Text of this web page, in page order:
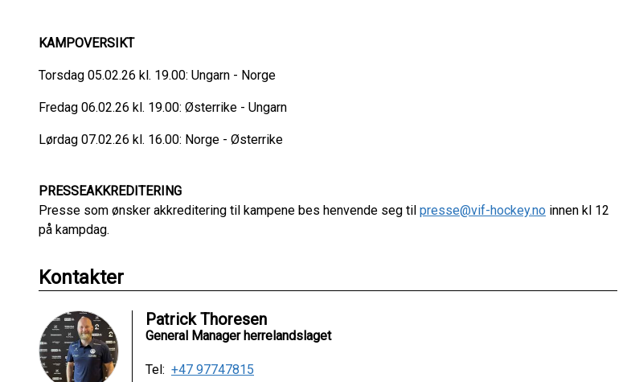
KAMPOVERSIKT
Torsdag 05.02.26 kl. 19.00: Ungarn - Norge
Fredag 06.02.26 kl. 19.00: Østerrike - Ungarn
Lørdag 07.02.26 kl. 16.00: Norge - Østerrike
PRESSEAKKREDITERING
Presse som ønsker akkreditering til kampene bes henvende seg til presse@vif-hockey.no innen kl 12
på kampdag.
Kontakter
Patrick Thoresen
General Manager herrelandslaget
Tel: +47 97747815